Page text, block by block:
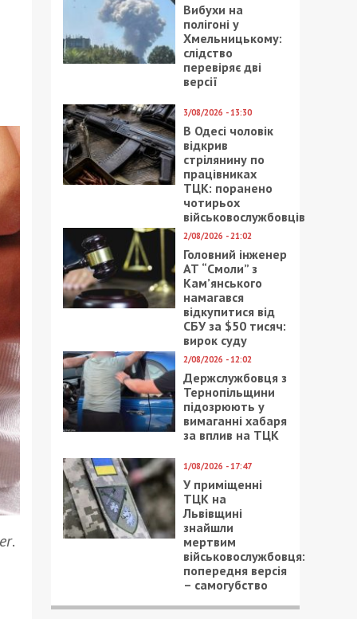
.
Вибухи на
полігоні у
Хмельницькому:
слідство
перевіряє дві
версії
3/08/2026 - 13:30
В Одесі чоловік
відкрив
стрілянину по
працівниках
ТЦК: поранено
чотирьох
військовослужбовців
2/08/2026 - 21:02
Головний інженер
АТ “Смоли” з
Кам’янського
намагався
відкупитися від
СБУ за $50 тисяч:
вирок суду
2/08/2026 - 12:02
Держслужбовця з
Тернопільщини
підозрюють у
вимаганні хабаря
за вплив на ТЦК
1/08/2026 - 17:47
У приміщенні
ТЦК на
Львівщині
знайшли
мертвим
військовослужбовця:
попередня версія
– самогубство